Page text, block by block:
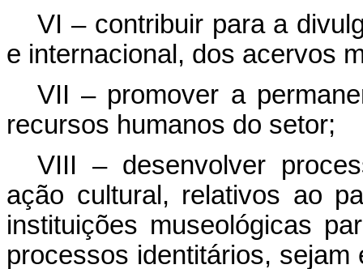
VI – contribuir para a
e internacional, dos acervos
VII – promover a
recursos humanos do setor;
VIII – desenvolver
ação cultural, relativos ao
instituições museológicas
processos identitários,